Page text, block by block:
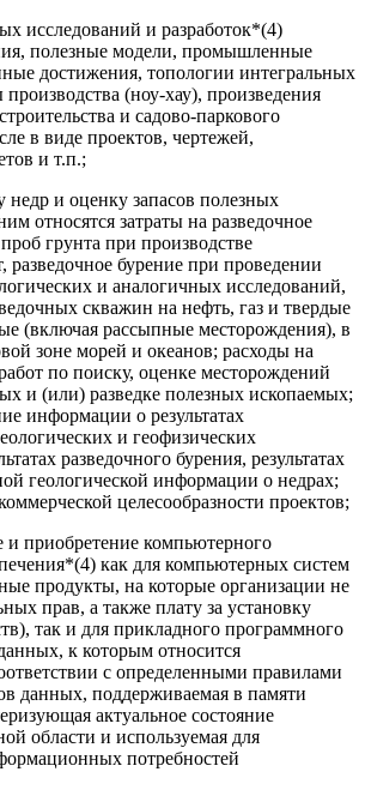
исследований и разработок*(4)
полезные модели, промышленные
достижения, топологии интегральных
(ноу-хау), произведения
и садово-паркового
в виде проектов, чертежей,
и т.п.;
недр и оценку запасов полезных
относятся затраты на разведочное
грунта при производстве
разведочное бурение при проведении
и аналогичных исследований,
скважин на нефть, газ и твердые
(включая рассыпные месторождения), в
зоне морей и океанов; расходы на
по поиску, оценке месторождений
и (или) разведке полезных ископаемых;
информации о результатах
и геофизических
разведочного бурения, результатах
геологической информации о недрах;
целесообразности проектов;
и приобретение компьютерного
как для компьютерных систем
продукты, на которые организации не
прав, а также плату за установку
так и для прикладного программного
к которым относится
с определенными правилами
данных, поддерживаемая в памяти
актуальное состояние
области и используемая для
потребностей